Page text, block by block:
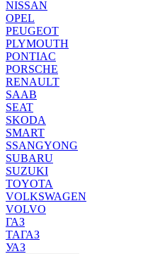
NISSAN
OPEL
PEUGEOT
PLYMOUTH
PONTIAC
PORSCHE
RENAULT
SAAB
SEAT
SKODA
SMART
SSANGYONG
SUBARU
SUZUKI
TOYOTA
VOLKSWAGEN
VOLVO
ГАЗ
ТАГАЗ
УАЗ